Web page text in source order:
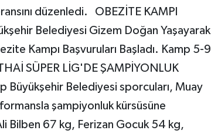
düzenledi. OBEZİTE KAMPI
Belediyesi Gizem Doğan Yaşayarak
Kampı Başvuruları Başladı. Kamp 5-9
SÜPER LİG'DE ŞAMPİYONLUK
Belediyesi sporcuları, Muay
şampiyonluk kürsüsüne
Bilben 67 kg, Ferizan Gocuk 54 kg,